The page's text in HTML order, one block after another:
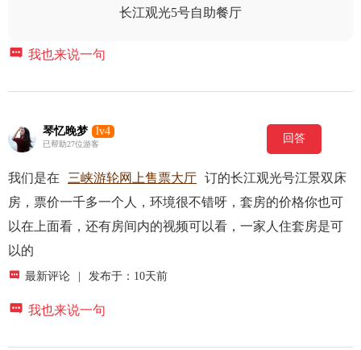
长江观光5号自助餐厅
 我也来说一句
琴忆晚梦 lv4
已帮助27位游客 回答
我们是在 三峡游轮网上售票大厅 订的长江观光号江景双床
房，票价一千多一个人，环境很不错呀，套房的价格你也可
以在上面看，还有房间内的视频可以看，一家人住套房是可
以的
 最新评论 发布于：10天前
 我也来说一句